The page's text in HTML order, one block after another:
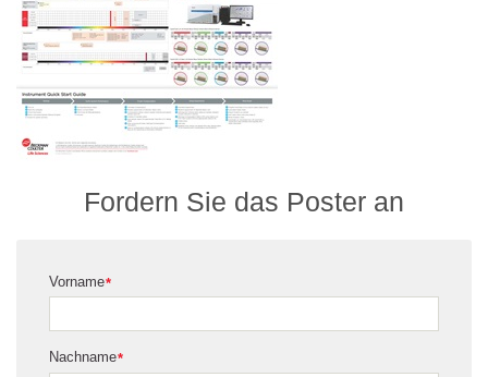
Fordern Sie das Poster an
*
Vorname
*
Nachname